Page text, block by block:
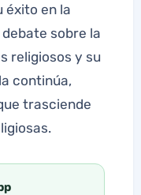
éxito en la
sobre la
religiosos y su
continúa,
trasciende